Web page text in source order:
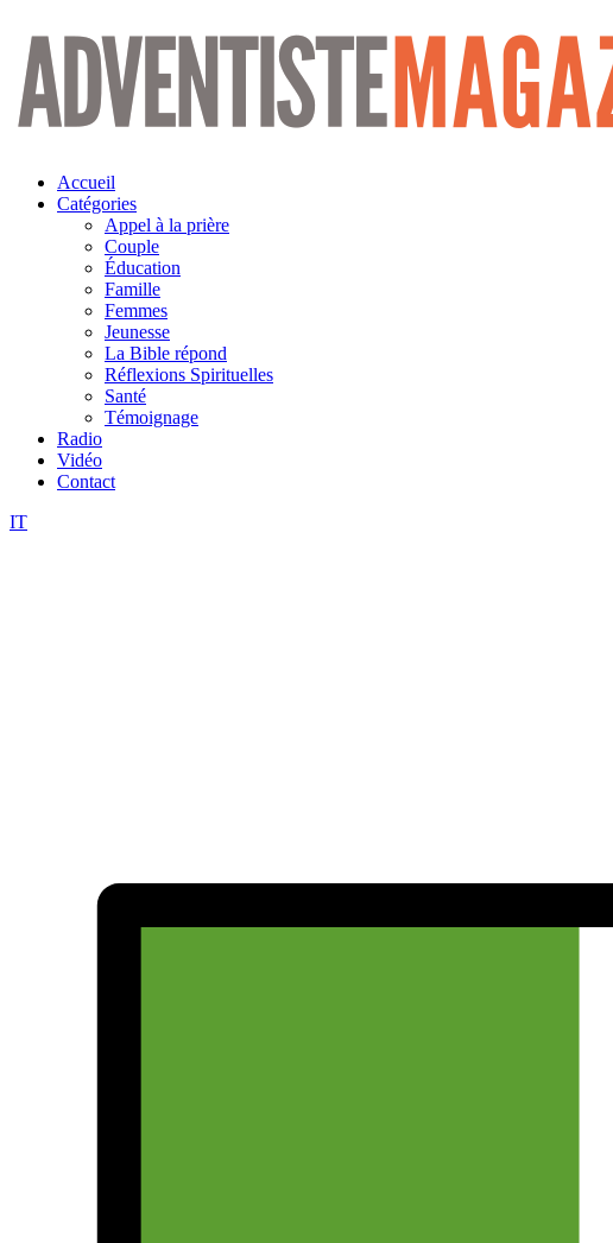
Aller
contenu
Accueil
Catégories
Appel à la prière
Couple
Éducation
Famille
Femmes
Jeunesse
La Bible répond
Réflexions Spirituelles
Santé
Témoignage
Radio
Vidéo
Contact
IT